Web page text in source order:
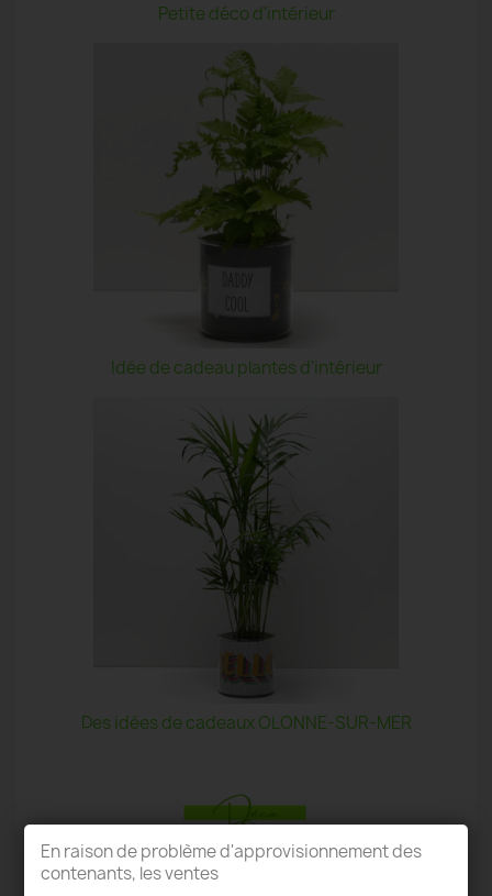
Petite déco d'intérieur
Idée de cadeau plantes d'intérieur
Des idées de cadeaux OLONNE-SUR-MER
En raison de problème d'approvisionnement des
contenants, les ventes